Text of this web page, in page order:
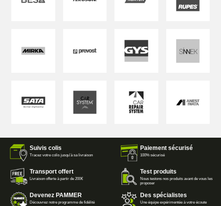
Suivis colis
Tracez votre colis jusqu'à sa livraison
Paiement sécurisé
100% sécurisé
Transport offert
Livraison offerte à partir de 200€
Test produits
Nous testons nos produits avant de vous les
proposer
Devenez PAMMER
Découvrez notre programme de fidélité
Des spécialistes
Une équipe expérimentée à votre écoute